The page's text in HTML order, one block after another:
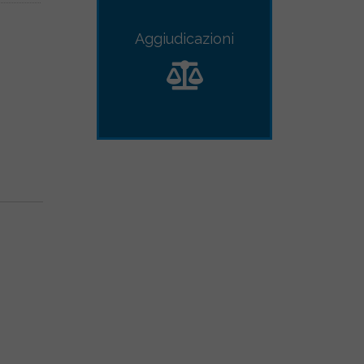
Aggiudicazioni